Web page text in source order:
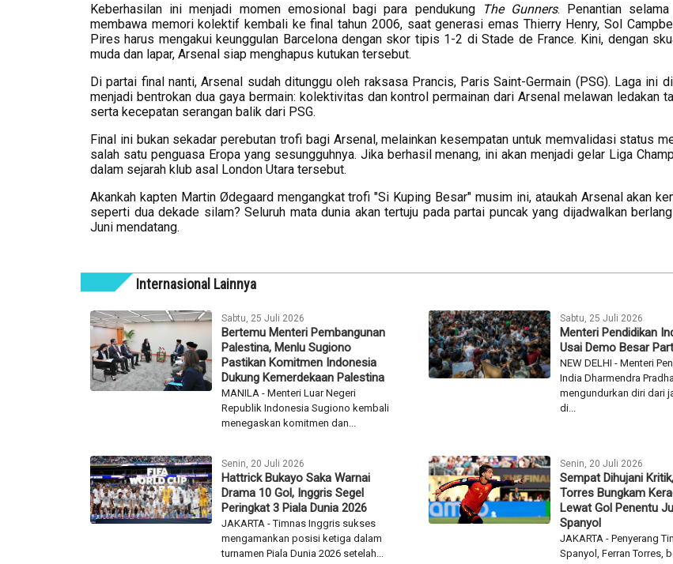
Keberhasilan ini menjadi momen emosional bagi para pendukung
The Gunners. Penantian
membawa memori kolektif kembali ke final tahun 2006, saat generasi emas Thierry Henry, Sol
Pires harus mengakui keunggulan Barcelona dengan skor tipis 1-2 di Stade de France. Kini, dengan
muda dan lapar, Arsenal siap menghapus kutukan tersebut.
Di partai final nanti, Arsenal sudah ditunggu oleh raksasa Prancis, Paris Saint-Germain (PSG). Laga ini
menjadi bentrokan dua gaya bermain: kolektivitas dan kontrol permainan dari Arsenal melawan ledakan
serta kecepatan serangan balik dari PSG.
Final ini bukan sekadar perebutan trofi bagi Arsenal, melainkan kesempatan untuk memvalidasi status
salah satu penguasa Eropa yang sesungguhnya. Jika berhasil menang, ini akan menjadi gelar Liga
dalam sejarah klub asal London Utara tersebut.
Akankah kapten Martin Ødegaard mengangkat trofi "Si Kuping Besar" musim ini, ataukah Arsenal akan
seperti dua dekade silam? Seluruh mata dunia akan tertuju pada partai puncak yang dijadwalkan
Juni mendatang.
Internasional Lainnya
Sabtu, 25 Juli 2026
Bertemu Menteri Pembangunan
Palestina, Menlu Sugiono
Pastikan Komitmen Indonesia
Dukung Kemerdekaan Palestina
MANILA - Menteri Luar Negeri
Republik Indonesia Sugiono kembali
menegaskan komitmen dan...
Sabtu, 25 Juli 2026
Menteri Pendidikan
Usai Demo Besar
NEW DELHI - Menteri
India Dharmendra
mengundurkan diri dari
di...
Senin, 20 Juli 2026
Hattrick Bukayo Saka Warnai
Drama 10 Gol, Inggris Segel
Peringkat 3 Piala Dunia 2026
JAKARTA - Timnas Inggris sukses
mengamankan posisi ketiga dalam
turnamen Piala Dunia 2026 setelah...
Senin, 20 Juli 2026
Sempat Dihujani
Torres Bungkam
Lewat Gol Penentu
Spanyol
JAKARTA - Penyerang
Spanyol, Ferran Torres,